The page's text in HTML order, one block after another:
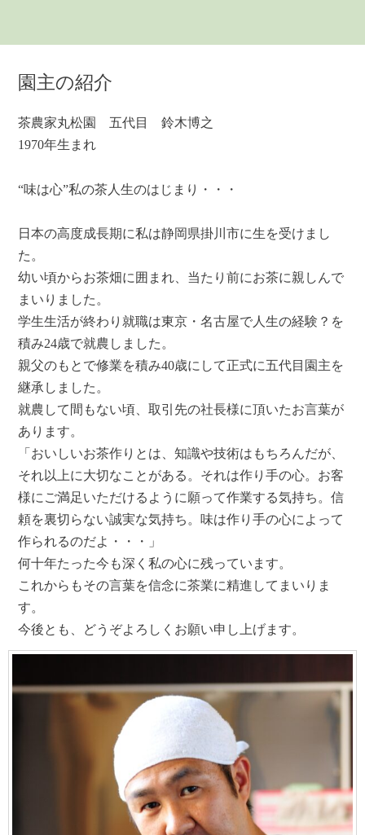
園主の紹介
茶農家丸松園 五代目 鈴木博之
1970年生まれ
“味は心”私の茶人生のはじまり・・・
日本の高度成長期に私は静岡県掛川市に生を受けまし
た。
幼い頃からお茶畑に囲まれ、当たり前にお茶に親しんで
まいりました。
学生生活が終わり就職は東京・名古屋で人生の経験？を
積み24歳で就農しました。
親父のもとで修業を積み40歳にして正式に五代目園主を
継承しました。
就農して間もない頃、取引先の社長様に頂いたお言葉が
あります。
「おいしいお茶作りとは、知識や技術はもちろんだが、
それ以上に大切なことがある。それは作り手の心。お客
様にご満足いただけるように願って作業する気持ち。信
頼を裏切らない誠実な気持ち。味は作り手の心によって
作られるのだよ・・・」
何十年たった今も深く私の心に残っています。
これからもその言葉を信念に茶業に精進してまいりま
す。
今後とも、どうぞよろしくお願い申し上げます。